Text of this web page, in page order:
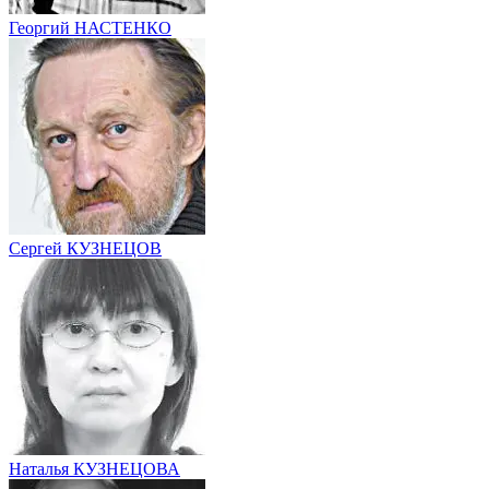
Георгий НАСТЕНКО
Сергей КУЗНЕЦОВ
Наталья КУЗНЕЦОВА